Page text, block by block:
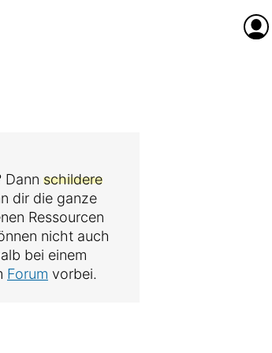
Dann schildere
dir die ganze
Ressourcen
nicht auch
bei einem
Forum vorbei.